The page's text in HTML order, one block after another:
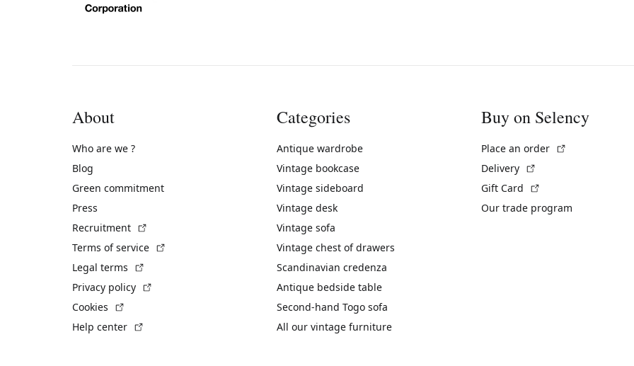
About
Who are we ?
Blog
Green commitment
Press
Recruitment
Terms of service
Legal terms
Privacy policy
Cookies
Help center
Categories
Antique wardrobe
Vintage bookcase
Vintage sideboard
Vintage desk
Vintage sofa
Vintage chest of drawers
Scandinavian credenza
Antique bedside table
Second-hand Togo sofa
All our vintage furniture
Buy on Selency
Place an order
Delivery
Gift Card
Our trade program